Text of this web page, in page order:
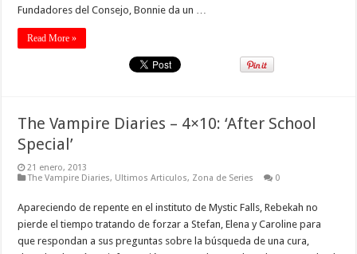
Fundadores del Consejo, Bonnie da un …
Read More »
The Vampire Diaries – 4×10: ‘After School
Special’
21 enero, 2013
The Vampire Diaries, Ultimos Articulos, Zona de Series 0
Apareciendo de repente en el instituto de Mystic Falls, Rebekah no
pierde el tiempo tratando de forzar a Stefan, Elena y Caroline para
que respondan a sus preguntas sobre la búsqueda de una cura,